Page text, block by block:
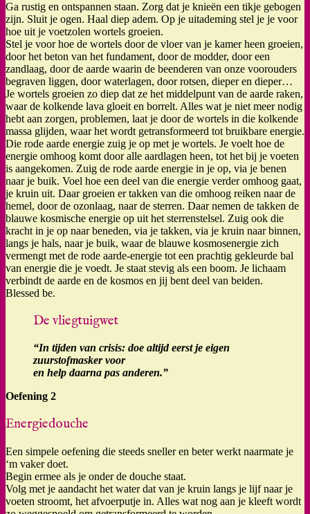
Ga rustig en ontspannen staan. Zorg dat je knieën een tikje gebogen
zijn. Sluit je ogen. Haal diep adem. Op je uitademing stel je je voor
hoe uit je voetzolen wortels groeien.
Stel je voor hoe de wortels door de vloer van je kamer heen groeien,
door het beton van het fundament, door de modder, door een
zandlaag, door de aarde waarin de beenderen van onze voorouders
begraven liggen, door waterlagen, door rotsen, dieper en dieper…
Je wortels groeien zo diep dat ze het middelpunt van de aarde raken,
waar de kolkende lava gloeit en borrelt. Alles wat je niet meer nodig
hebt aan zorgen, problemen, laat je door de wortels in die kolkende
massa glijden, waar het wordt getransformeerd tot bruikbare energie.
Die rode aarde energie zuig je op met je wortels. Je voelt hoe de
energie omhoog komt door alle aardlagen heen, tot het bij je voeten
is aangekomen. Zuig de rode aarde energie in je op, via je benen
naar je buik. Voel hoe een deel van die energie verder omhoog gaat,
je kruin uit. Daar groeien er takken van die omhoog reiken naar de
hemel, door de ozonlaag, naar de sterren. Daar nemen de takken de
blauwe kosmische energie op uit het sterrenstelsel. Zuig ook die
kracht in je op naar beneden, via je takken, via je kruin naar binnen,
langs je hals, naar je buik, waar de blauwe kosmosenergie zich
vermengt met de rode aarde-energie tot een prachtig gekleurde bal
van energie die je voedt. Je staat stevig als een boom. Je lichaam
verbindt de aarde en de kosmos en jij bent deel van beiden.
Blessed be.
De vliegtuigwet
“In tijden van crisis: doe altijd eerst je eigen
zuurstofmasker voor
en help daarna pas anderen.”
Oefening 2
Energiedouche
Een simpele oefening die steeds sneller en beter werkt naarmate je
‘m vaker doet.
Begin ermee als je onder de douche staat.
Volg met je aandacht het water dat van je kruin langs je lijf naar je
voeten stroomt, het afvoerputje in. Alles wat nog aan je kleeft wordt